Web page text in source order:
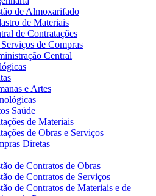
de Almoxarifado
de Materiais
de Contratações
de Compras
Central
e Artes
Saúde
de Materiais
de Obras e Serviços
Diretas
de Contratos de Obras
de Contratos de Serviços
de Contratos de Materiais e de